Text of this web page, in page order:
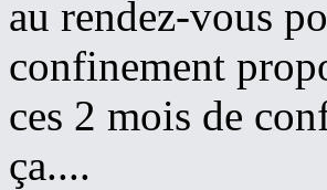
au rendez-vous
confinement
ces 2 mois de
ça....